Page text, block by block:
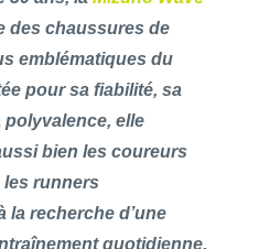
des chaussures de
emblématiques du
pour sa fiabilité, sa
polyvalence, elle
bien les coureurs
runners
la recherche d’une
quotidienne.